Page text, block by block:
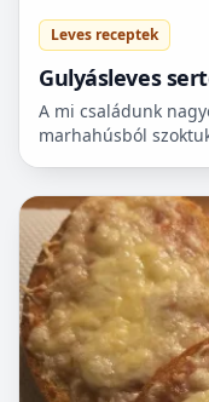
Leves receptek
Gulyásleves
A mi családunk
marhahúsból